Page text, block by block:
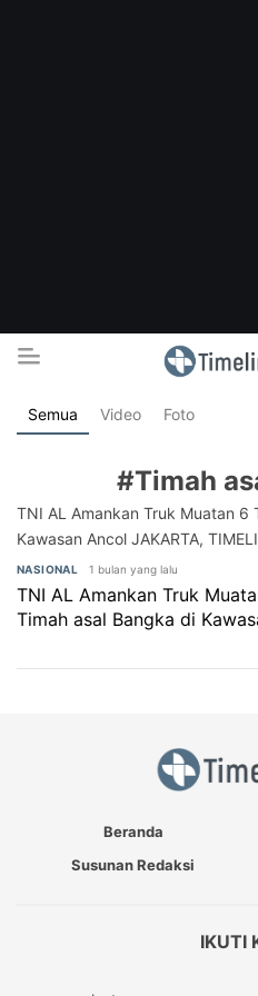
Timelines.id
Media Literasi, Sejarah &
Semua Video Foto
#Timah
TNI AL Amankan Truk Muatan 6
Kawasan Ancol JAKARTA,
NASIONAL 1 bulan yang lalu
TNI AL Amankan Truk
Timah asal Bangka di
Beranda
Susunan Redaksi
IKUTI